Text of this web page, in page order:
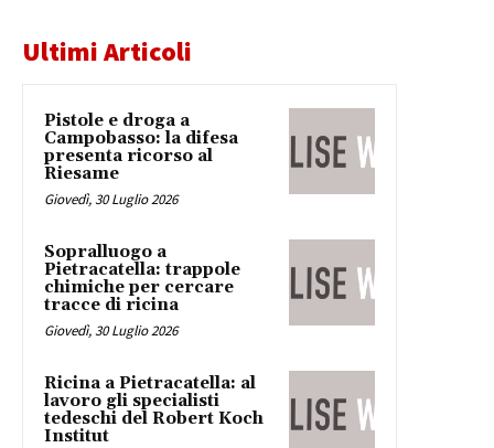
Ultimi Articoli
Pistole e droga a
Campobasso: la difesa
presenta ricorso al
Riesame
Giovedì, 30 Luglio 2026
Sopralluogo a
Pietracatella: trappole
chimiche per cercare
tracce di ricina
Giovedì, 30 Luglio 2026
Ricina a Pietracatella: al
lavoro gli specialisti
tedeschi del Robert Koch
Institut